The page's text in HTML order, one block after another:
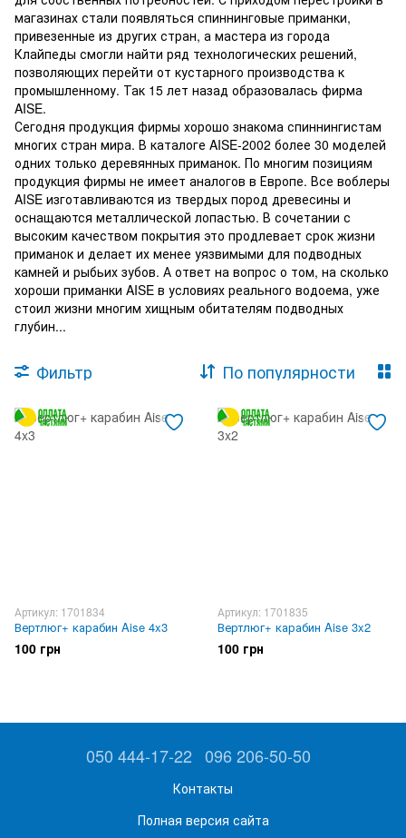
магазинах стали появляться спиннинговые приманки,
привезенные из других стран, а мастера из города
Клайпеды смогли найти ряд технологических решений,
позволяющих перейти от кустарного производства к
промышленному. Так 15 лет назад образовалась фирма
AISE.
Сегодня продукция фирмы хорошо знакома спиннингистам
многих стран мира. В каталоге AISE-2002 более 30 моделей
одних только деревянных приманок. По многим позициям
продукция фирмы не имеет аналогов в Европе. Все воблеры
AISE изготавливаются из твердых пород древесины и
оснащаются металлической лопастью. В сочетании с
высоким качеством покрытия это продлевает срок жизни
приманок и делает их менее уязвимыми для подводных
камней и рыбьих зубов. А ответ на вопрос о том, на сколько
хороши приманки AISE в условиях реального водоема, уже
стоил жизни многим хищным обитателям подводных
глубин...
Фильтр По популярности
Артикул: 1701834
Вертлюг+ карабин Aise 4x3
100 грн
Артикул: 1701835
Вертлюг+ карабин Aise 3x2
100 грн
050 444-17-22 096 206-50-50
Контакты
Полная версия сайта